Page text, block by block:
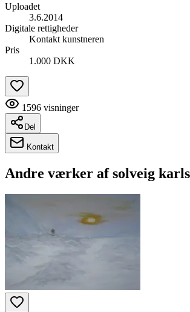
Uploadet
3.6.2014
Digitale rettigheder
Kontakt kunstneren
Pris
1.000 DKK
1596 visninger
Del
Kontakt
Andre værker afsolveig